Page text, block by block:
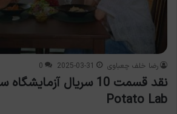
رضا خلف چعباوی 2025-03-31
0
Potato Lab